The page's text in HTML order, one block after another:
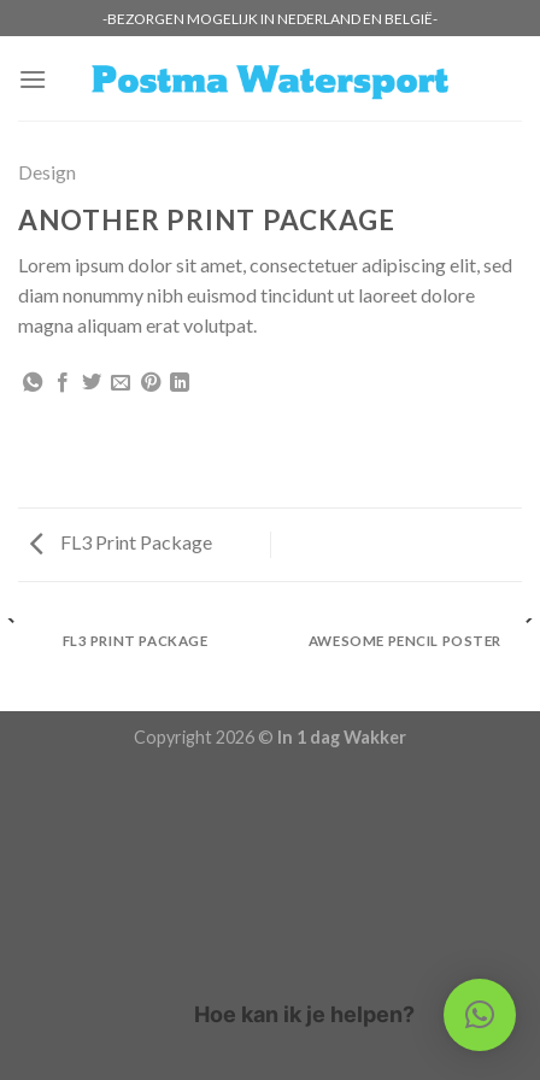
to
content
-BEZORGEN MOGELIJK IN NEDERLAND EN BELGIË-
Design
ANOTHER PRINT PACKAGE
Lorem ipsum dolor sit amet, consectetuer adipiscing elit, sed
diam nonummy nibh euismod tincidunt ut laoreet dolore
magna aliquam erat volutpat.
FL3 Print Package
FL3 PRINT PACKAGE AWESOME PENCIL POSTER
Copyright 2026 © In 1 dag Wakker
Hoe kan ik je helpen?